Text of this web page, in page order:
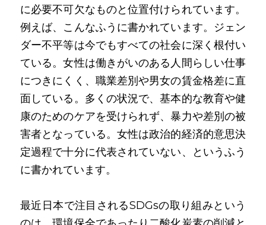
に必要不可欠なものと位置付けられています。
例えば、こんなふうに書かれています。ジェン
ダー不平等は今でもすべての社会に深く根付い
ている。女性は働きがいのある人間らしい仕事
につきにくく、職業差別や男女の賃金格差に直
面している。多くの状況で、基本的な教育や健
康のためのケアを受けられず、暴力や差別の被
害者となっている。女性は政治的経済的意思決
定過程で十分に代表されていない、というふう
に書かれています。
最近日本で注目されるSDGsの取り組みという